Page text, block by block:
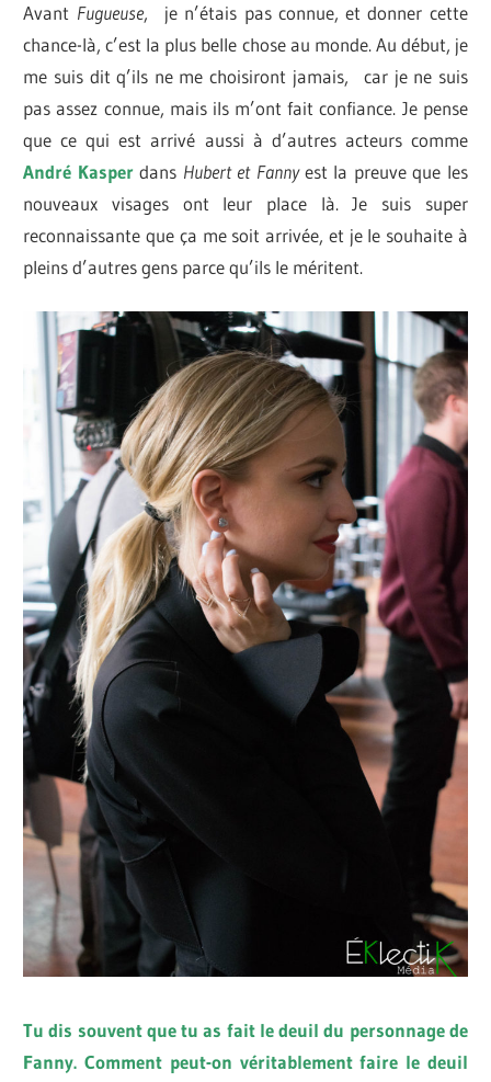
Avant Fugueuse, je n’étais pas connue, et donner cette
chance-là, c’est la plus belle chose au monde. Au début, je
me suis dit q’ils ne me choisiront jamais, car je ne suis
pas assez connue, mais ils m’ont fait confiance. Je pense
que ce qui est arrivé aussi à d’autres acteurs comme
André Kasper dans Hubert et Fannyest la preuve que les
nouveaux visages ont leur place là. Je suis super
reconnaissante que ça me soit arrivée, et je le souhaite à
pleins d’autres gens parce qu’ils le méritent.
Tu dis souvent que tu as fait le deuil du personnage de
Fanny. Comment peut-on véritablement faire le deuil